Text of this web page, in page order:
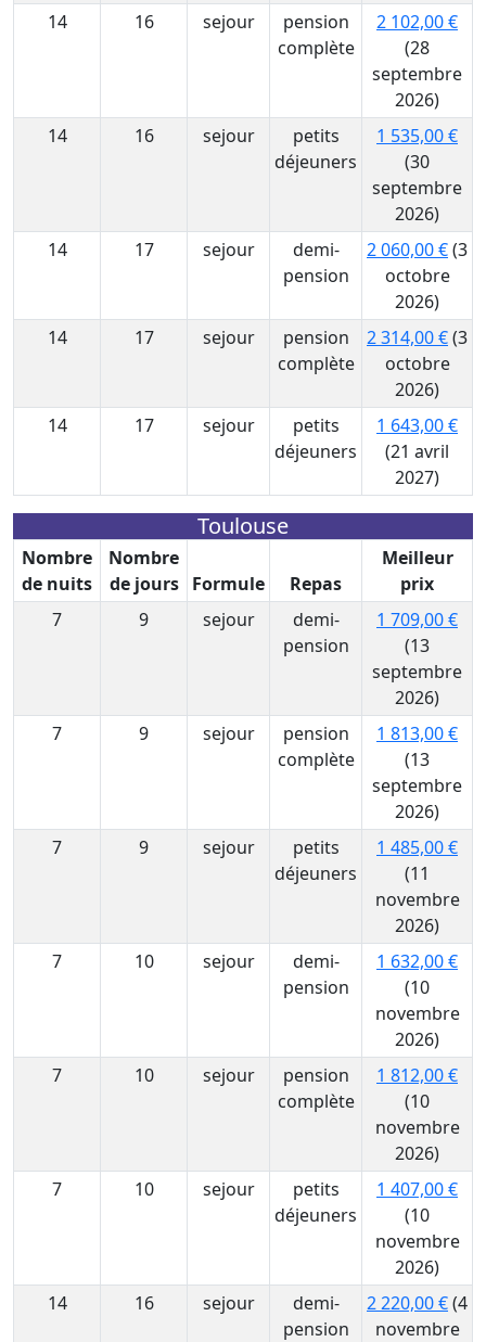
14 16 sejour
pension
complète
2 102,00 €
(28
septembre
2026)
14
16 sejour
petits
déjeuners
1 535,00 €
(30
septembre
2026)
14
17 sejour
demi-
pension
2 060,00 €(3
octobre
2026)
14
17 sejour
pension
complète
2 314,00 €(3
octobre
2026)
14
17 sejour
petits
déjeuners
1 643,00 €
(21 avril
2027)
Toulouse
Nombre
de nuits
Nombre
de jours
Formule Repas
Meilleur
prix
7
9 sejour
demi-
pension
1 709,00 €
(13
septembre
2026)
7
9 sejour
pension
complète
1 813,00 €
(13
septembre
2026)
7
9 sejour
petits
déjeuners
1 485,00 €
(11
novembre
2026)
7
10 sejour
demi-
pension
1 632,00 €
(10
novembre
2026)
7
10 sejour
pension
complète
1 812,00 €
(10
novembre
2026)
7
10 sejour
petits
déjeuners
1 407,00 €
(10
novembre
2026)
14
16 sejour
demi-
pension
2 220,00 €(4
novembre